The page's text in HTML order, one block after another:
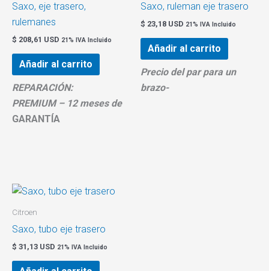
Saxo, eje trasero,
rulemanes
$ 208,61 USD 21% IVA Incluido
Añadir al carrito
REPARACIÓN:
PREMIUM – 12 meses de
GARANTÍA
Saxo, ruleman eje trasero
$ 23,18 USD 21% IVA Incluido
Añadir al carrito
Precio del par para un
brazo-
Citroen
Saxo, tubo eje trasero
$ 31,13 USD 21% IVA Incluido